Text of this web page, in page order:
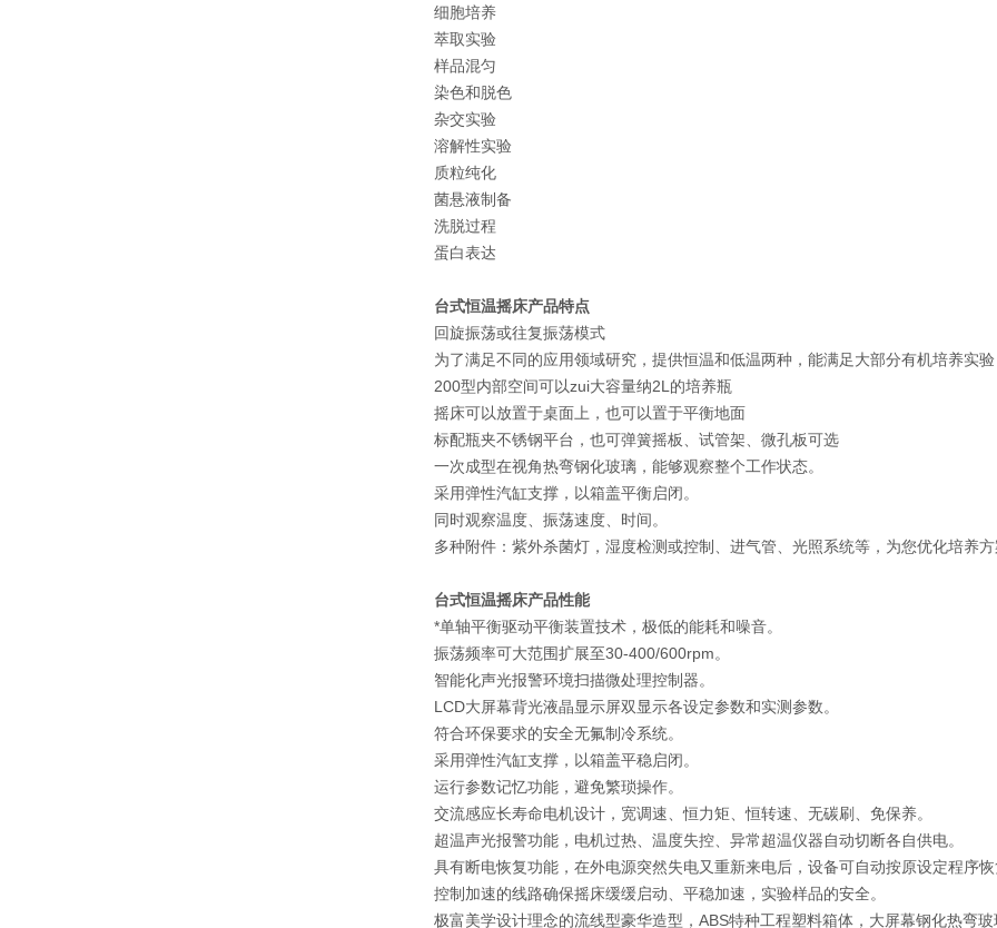
细胞培养
萃取实验
样品混匀
染色和脱色
杂交实验
溶解性实验
质粒纯化
菌悬液制备
洗脱过程
蛋白表达
台式恒温摇床产品特点
回旋振荡或往复振荡模式
为了满足不同的应用领域研究，提供恒温和低温两种，能满足大部分有机培养实验
200型内部空间可以zui大容量纳2L的培养瓶
摇床可以放置于桌面上，也可以置于平衡地面
标配瓶夹不锈钢平台，也可弹簧摇板、试管架、微孔板可选
一次成型在视角热弯钢化玻璃，能够观察整个工作状态。
采用弹性汽缸支撑，以箱盖平衡启闭。
同时观察温度、振荡速度、时间。
多种附件：紫外杀菌灯，湿度检测或控制、进气管、光照系统等，为您优化培养
台式恒温摇床产品性能
*单轴平衡驱动平衡装置技术，极低的能耗和噪音。
振荡频率可大范围扩展至30-400/600rpm。
智能化声光报警环境扫描微处理控制器。
LCD大屏幕背光液晶显示屏双显示各设定参数和实测参数。
符合环保要求的安全无氟制冷系统。
采用弹性汽缸支撑，以箱盖平稳启闭。
运行参数记忆功能，避免繁琐操作。
交流感应长寿命电机设计，宽调速、恒力矩、恒转速、无碳刷、免保养。
超温声光报警功能，电机过热、温度失控、异常超温仪器自动切断各自供电。
具有断电恢复功能，在外电源突然失电又重新来电后，设备可自动按原设定程序
控制加速的线路确保摇床缓缓启动、平稳加速，实验样品的安全。
极富美学设计理念的流线型豪华造型，ABS特种工程塑料箱体，大屏幕钢化热弯